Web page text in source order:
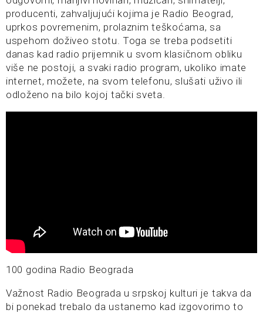
producenti, zahvaljujući kojima je Radio Beograd,
uprkos povremenim, prolaznim teškoćama, sa
uspehom doživeo stotu. Toga se treba podsetiti
danas kad radio prijemnik u svom klasičnom obliku
više ne postoji, a svaki radio program, ukoliko imate
internet, možete, na svom telefonu, slušati uživo ili
odloženo na bilo kojoj tački sveta.
100 godina Radio Beograda
Važnost Radio Beograda u srpskoj kulturi je takva da
bi ponekad trebalo da ustanemo kad izgovorimo to